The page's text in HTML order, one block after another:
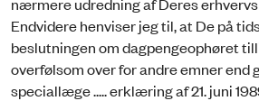
Endvidere henviser jeg til, at De på
beslutningen om dagpengeophøret
overfølsom over for andre emner end
speciallæge ..... erklæring af 21. juni